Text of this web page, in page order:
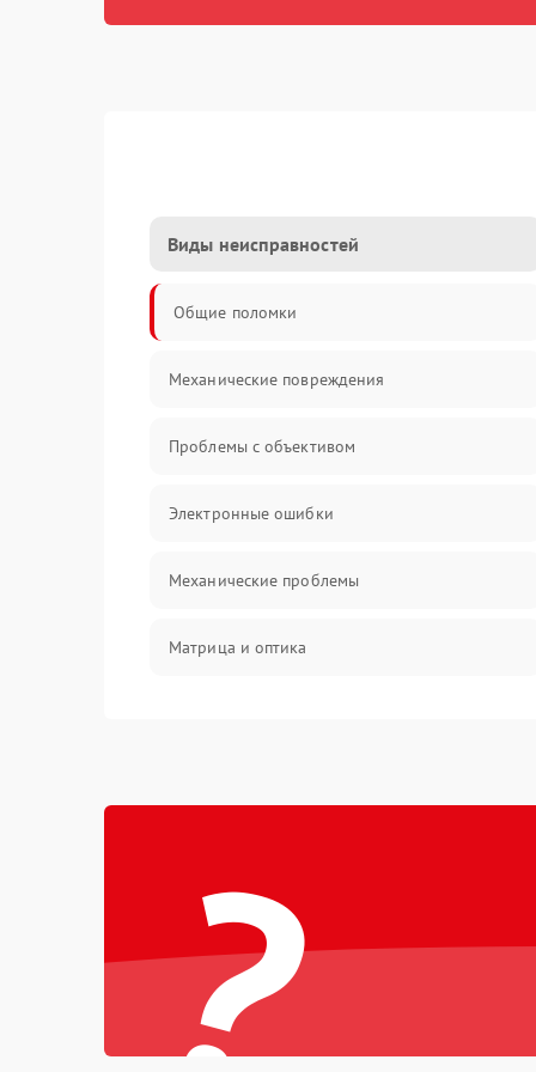
Виды неисправностей
Общие поломки
Механические повреждения
Проблемы с объективом
Электронные ошибки
Механические проблемы
Матрица и оптика
Программные сбои
Коммуникации и интерфейсы
?